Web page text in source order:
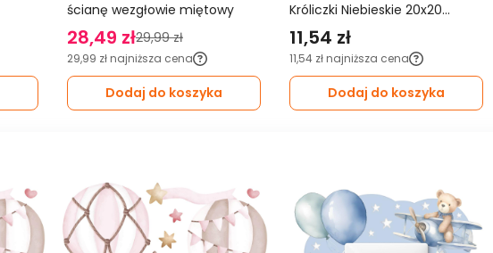
ścianę wezgłowie miętowy
28,49 zł29,99 zł
29,99 zł najniższa cena
Dodaj do koszyka
Króliczki Niebieskie 20x20
Balony Do Pokoju Dziecka
11,54 zł
11,54 zł najniższa cena
Dodaj do koszyka